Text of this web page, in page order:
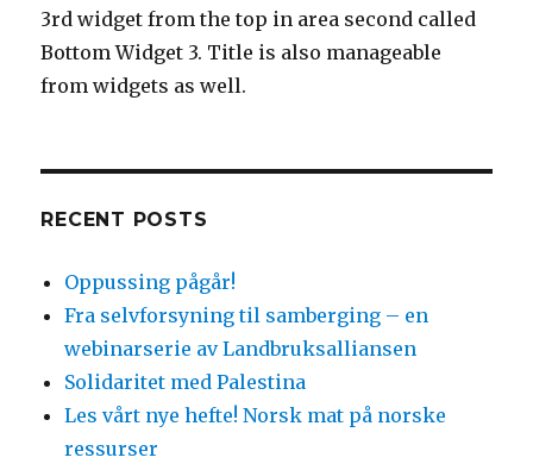
3rd widget from the top in area second called
Bottom Widget 3. Title is also manageable
from widgets as well.
RECENT POSTS
Oppussing pågår!
Fra selvforsyning til samberging – en
webinarserie av Landbruksalliansen
Solidaritet med Palestina
Les vårt nye hefte! Norsk mat på norske
ressurser